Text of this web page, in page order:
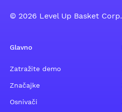
© 2026 Level Up Basket Corp.
Glavno
Zatražite demo
Značajke
Osnivači